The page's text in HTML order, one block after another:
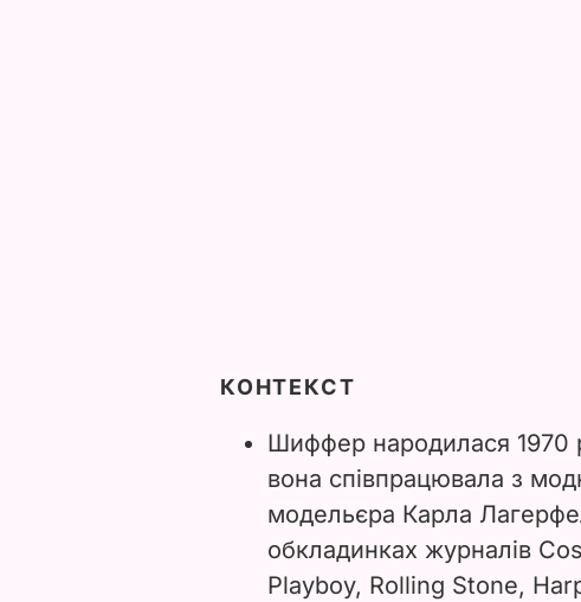
КОНТЕКСТ
Шиффер народилася 1970
вона співпрацювала з
модельєра Карла
обкладинках журналів
Playboy, Rolling Stone,